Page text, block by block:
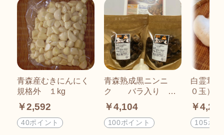
青森産むきにんにく
規格外 １kg
￥2,592
40ポイント
青森熟成黒ニンニ
ク バラ入り ３
００ｇ×２
￥4,104
100ポイント
白霊茸
０玉）
￥
105ポイ